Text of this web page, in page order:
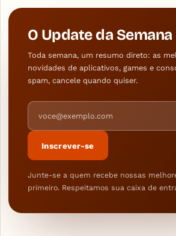
O Update da Semana
Toda semana, um resumo direto: as
novidades de aplicativos, games e
spam, cancele quando quiser.
Endereço de e-mail
Inscrever-se
Junte-se a quem recebe nossas
primeiro. Respeitamos sua caixa de